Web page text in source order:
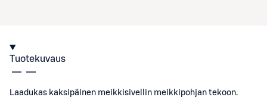
Tuotekuvaus
Laadukas kaksipäinen meikkisivellin meikkipohjan tekoon.